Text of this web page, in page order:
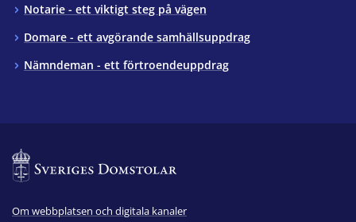
Notarie - ett viktigt steg på vägen
Domare - ett avgörande samhällsuppdrag
Nämndeman - ett förtroendeuppdrag
Om webbplatsen och digitala kanaler